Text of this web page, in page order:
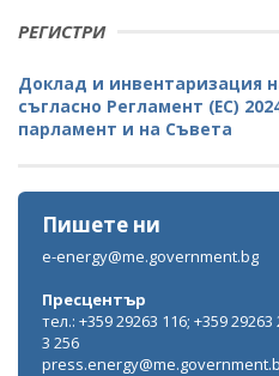
РЕГИСТРИ
Доклад и инвентаризация
съгласно Регламент (ЕС)
парламент и на Съвета
Пишете ни
e-energy@me.government.bg
Пресцентър
тел.: +359 29263 116; +359
3 256